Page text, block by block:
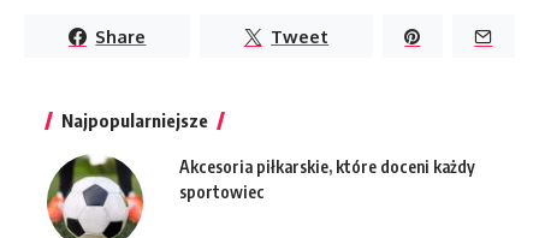
Share Tweet
Najpopularniejsze
Akcesoria piłkarskie, które doceni każdy
sportowiec